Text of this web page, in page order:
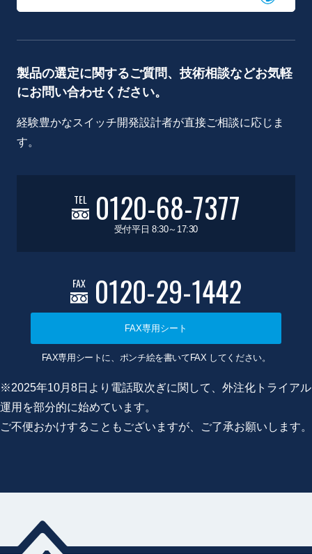
製品の選定に関するご質問、技術相談などお気軽
にお問い合わせください。
経験豊かなスイッチ開発設計者が直接ご相談に応じま
す。
TEL 0120-68-7377
受付平日 8:30～17:30
FAX 0120-29-1442
FAX専用シート
FAX専用シートに、ポンチ絵を書いてFAX してください。
※2025年10月8日より電話取次ぎに関して、外注化トライアル
運用を部分的に始めています。
ご不便おかけすることもございますが、ご了承お願いします。